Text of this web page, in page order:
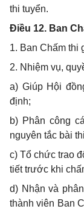
thi tuyển.
Điều 12. Ban
1. Ban Chấm thi
2. Nhiệm vụ,
a) Giúp Hội
định;
b) Phân công
nguyên tắc bài
c) Tổ chức trao
tiết trước khi
d) Nhận và
thành viên Ban